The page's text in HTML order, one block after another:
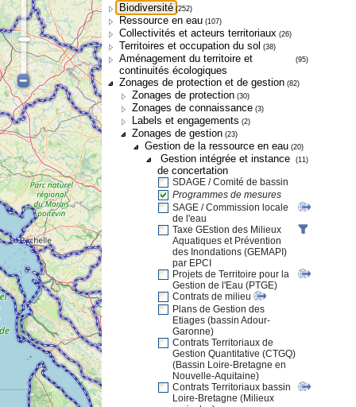
Biodiversité (252)
Ressource en eau (107)
Collectivités et acteurs territoriaux (26)
Territoires et occupation du sol (38)
Aménagement du territoire et
continuités écologiques
(95)
Zonages de protection et de gestion (82)
Zonages de protection (30)
Zonages de connaissance (3)
Labels et engagements (2)
Zonages de gestion (23)
Gestion de la ressource en eau (20)
Gestion intégrée et instance
de concertation
(11)
SDAGE / Comité de bassin
Programmes de mesures
SAGE / Commission locale
de l'eau
Taxe GEstion des Milieux
Aquatiques et Prévention
des Inondations (GEMAPI)
par EPCI
Projets de Territoire pour la
Gestion de l'Eau (PTGE)
Contrats de milieu
Plans de Gestion des
Etiages (bassin Adour-
Garonne)
Contrats Territoriaux de
Gestion Quantitative (CTGQ)
(Bassin Loire-Bretagne en
Nouvelle-Aquitaine)
Contrats Territoriaux bassin
Loire-Bretagne (Milieux